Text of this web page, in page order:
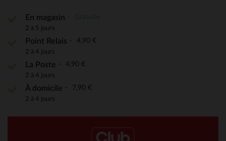
En magasin
2 à 5 jours
Point Relais 4,90 €
2 à 4 jours
La Poste 4,90 €
2 à 4 jours
À domicile 7,90 €
2 à 4 jours